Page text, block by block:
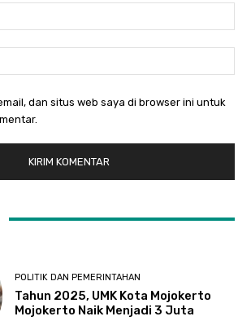
dan situs web saya di browser ini untuk
POLITIK DAN PEMERINTAHAN
Tahun 2025, UMK Kota Mojokerto
Mojokerto Naik Menjadi 3 Juta